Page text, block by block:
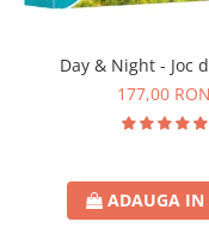
Day & Night - Joc
177,00 RON
ADAUGA IN